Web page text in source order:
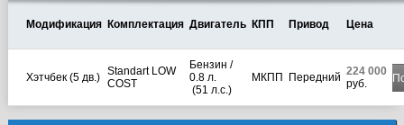
Модификация Комплектация Двигатель КПП Привод Цена
Хэтчбек (5 дв.) Standart LOW
COST
Бензин /
0.8 л.
(51 л.с.)
МКПП Передний 224 000
руб.